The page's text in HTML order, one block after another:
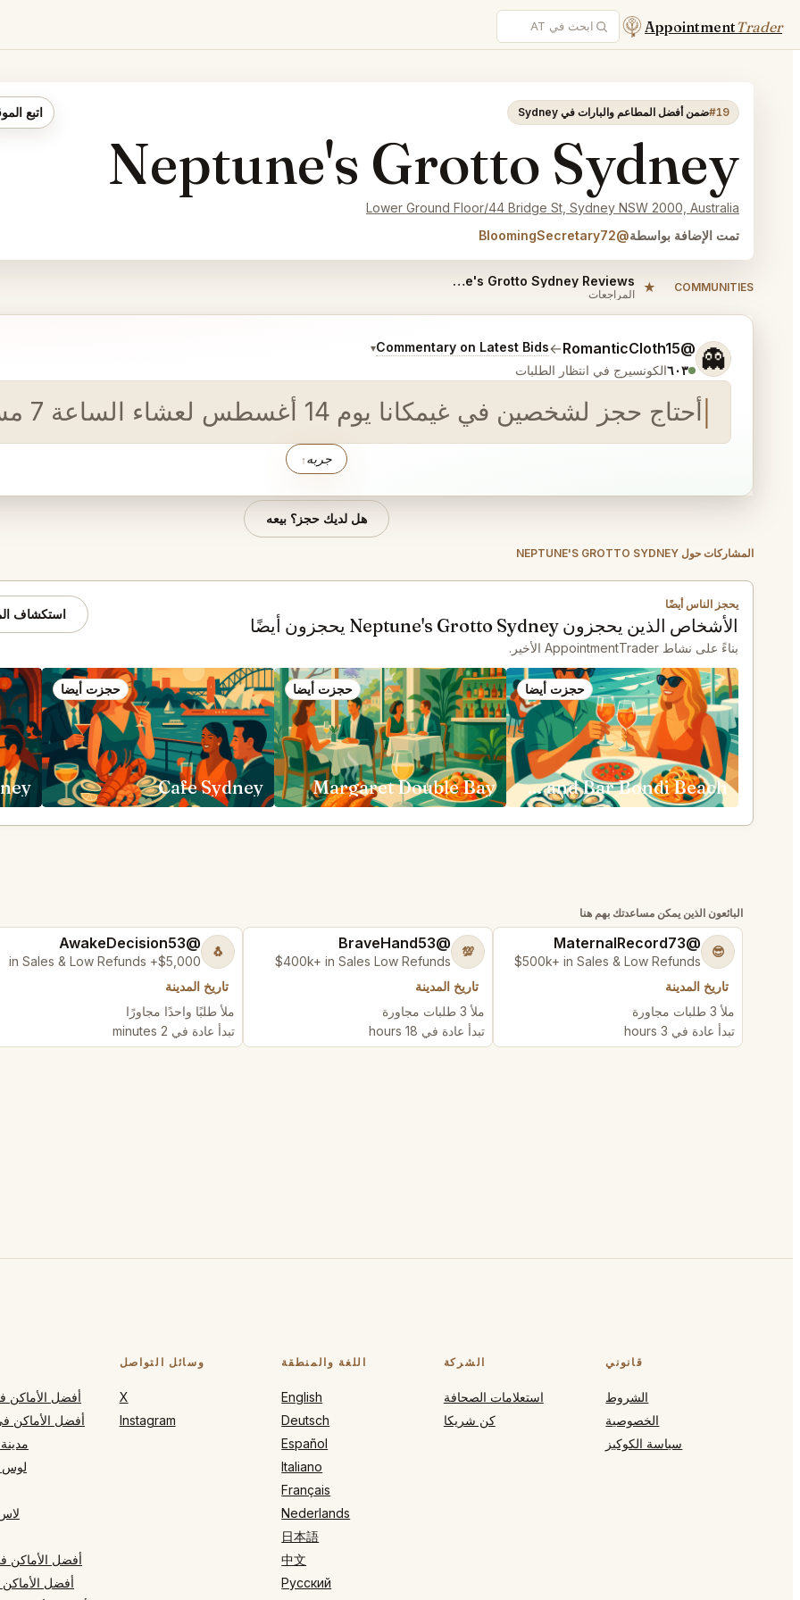
AppointmentTrader
#19ضمن أفضل المطاعم والبارات في Sydney اتبع
Neptune's Grotto Sydney
Lower Ground Floor/44 Bridge St, Sydney NSW 2000, Australia
تمت الإضافة بواسطة@BloomingSecretary72
COMMUNITIES
★
Neptune's Grotto Sydney Reviews
المراجعات
👻
@RomanticCloth15
→
Commentary on Latest Bids
▾
٦٠٣الكونسيرج في انتظار الطلبات
أحتاج حجز لشخصين في غيمكانا يوم 14 أغسطس لعشاء الساعة 7 مساءً في لندن.
جربه↑
أخبرني المزيد عما تريده.
هل لديك حجز؟ بيعه
المشاركات حول NEPTUNE'S GROTTO SYDNEY
يحجز الناس أيضًا
الأشخاص الذين يحجزون Neptune's Grotto Sydney يحجزون أيضًا
بناءً على نشاط AppointmentTrader الأخير.
استكشاف
حجزت أيضا
Icebergs Dining Room and Bar Bondi Beach
حجزت أيضا
Margaret Double Bay
حجزت أيضا
Cafe Sydney
البائعون الذين يمكن مساعدتك بهم هنا
😎
@MaternalRecord73
$500k+ in Sales & Low Refunds
تاريخ المدينة
ملأ 3 طلبات مجاورة
تبدأ عادة في 3 hours
💯
@BraveHand53
$400k+ in Sales Low Refunds
تاريخ المدينة
ملأ 3 طلبات مجاورة
تبدأ عادة في 18 hours
🐧
@AwakeDecision53
$5,000+ in Sales & Low Refunds
تاريخ المدينة
ملأ طلبًا واحدًا مجاورًا
تبدأ عادة في 2 minutes
أفضل الأماكن
أفضل الأماكن
لوس
أفضل الأماكن
أفضل
وسائل التواصل
X
Instagram
اللغة والمنطقة
English
Deutsch
Español
Italiano
Français
Nederlands
日本語
中文
Русский
الشركة
استعلامات الصحافة
كن شريكا
قانوني
الشروط
الخصوصية
سياسة الكوكيز